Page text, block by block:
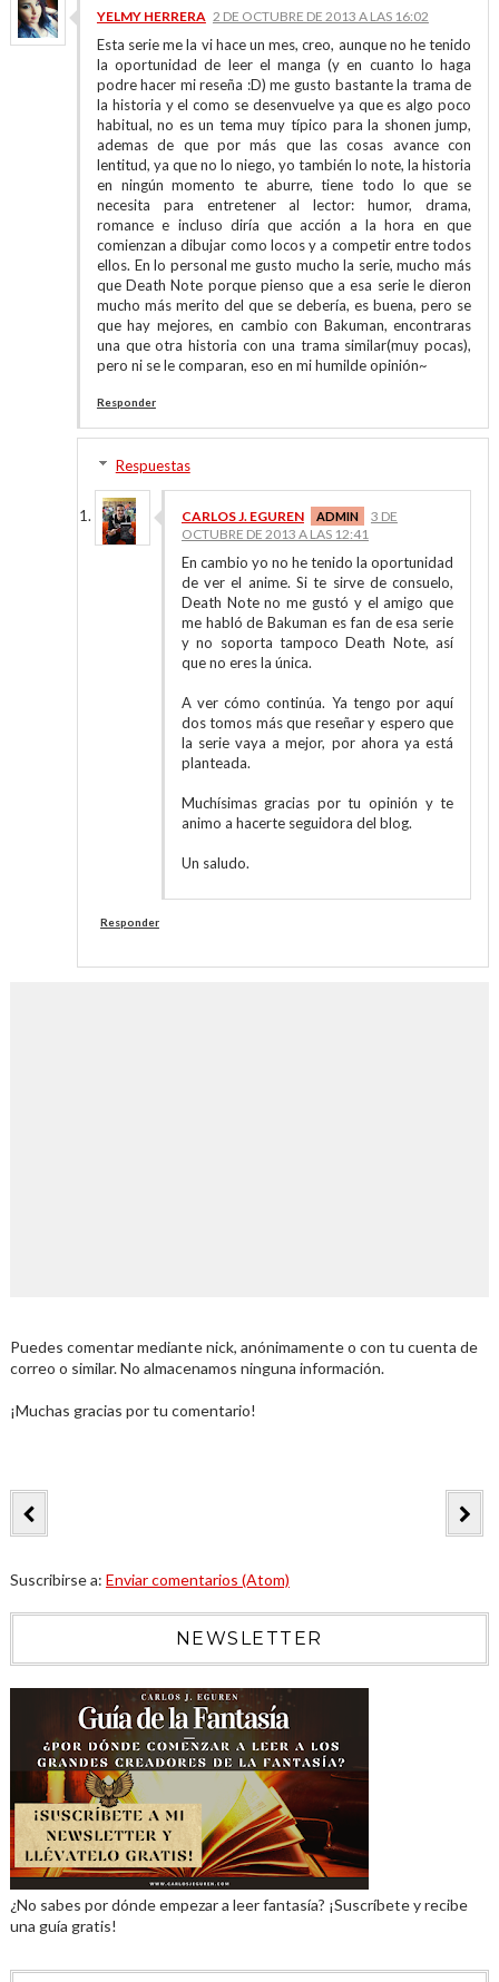
YELMY HERRERA 2 DE OCTUBRE DE 2013 A LAS 16:02
Esta serie me la vi hace un mes, creo, aunque no he tenido
la oportunidad de leer el manga (y en cuanto lo haga
podre hacer mi reseña :D) me gusto bastante la trama de
la historia y el como se desenvuelve ya que es algo poco
habitual, no es un tema muy típico para la shonen jump,
ademas de que por más que las cosas avance con
lentitud, ya que no lo niego, yo también lo note, la historia
en ningún momento te aburre, tiene todo lo que se
necesita para entretener al lector: humor, drama,
romance e incluso diría que acción a la hora en que
comienzan a dibujar como locos y a competir entre todos
ellos. En lo personal me gusto mucho la serie, mucho más
que Death Note porque pienso que a esa serie le dieron
mucho más merito del que se debería, es buena, pero se
que hay mejores, en cambio con Bakuman, encontraras
una que otra historia con una trama similar(muy pocas),
pero ni se le comparan, eso en mi humilde opinión~
Responder
Respuestas
CARLOS J. EGUREN
3 DE
OCTUBRE DE 2013 A LAS 12:41
En cambio yo no he tenido la oportunidad
de ver el anime. Si te sirve de consuelo,
Death Note no me gustó y el amigo que
me habló de Bakuman es fan de esa serie
y no soporta tampoco Death Note, así
que no eres la única.
A ver cómo continúa. Ya tengo por aquí
dos tomos más que reseñar y espero que
la serie vaya a mejor, por ahora ya está
planteada.
Muchísimas gracias por tu opinión y te
animo a hacerte seguidora del blog.
Un saludo.
Responder
Puedes comentar mediante nick, anónimamente o con tu cuenta de
correo o similar. No almacenamos ninguna información.
¡Muchas gracias por tu comentario!
Suscribirse a: Enviar comentarios (Atom)
NEWSLETTER
¿No sabes por dónde empezar a leer fantasía? ¡Suscríbete y recibe
una guía gratis!